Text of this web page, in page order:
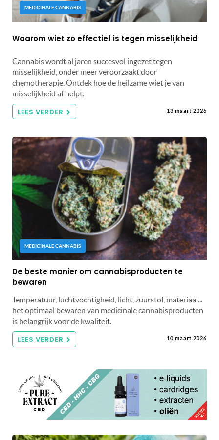
MEDICINALE CANNABIS
Waarom wiet zo effectief is tegen misselijkheid
Cannabis wordt al jaren succesvol ingezet tegen
misselijkheid, onder meer veroorzaakt door
chemotherapie. Ontdek hoe de heilzame wiet je van
misselijkheid af helpt.
LEES VERDER 13 maart 2026
MEDICINALE CANNABIS
De beste manier om cannabisproducten te
bewaren
Temperatuur, luchtvochtigheid, licht, zuurstof, materiaal...
het optimaal bewaren van medicinale cannabisproducten
is belangrijk voor de kwaliteit.
LEES VERDER 10 maart 2026